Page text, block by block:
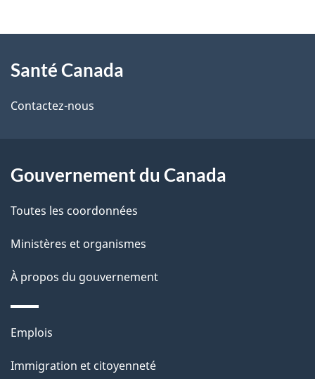
i
l
d
e
p
a
propos
de
site
Santé Canada
Contactez-nous
Gouvernement du Canada
Toutes les coordonnées
Ministères et organismes
À propos du gouvernement
Thèmes
sujets
Emplois
Immigration et citoyenneté